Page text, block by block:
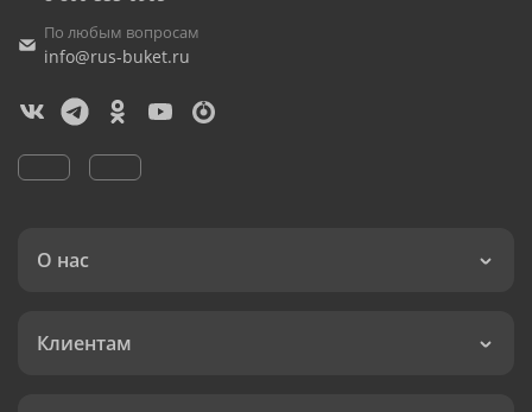
По любым вопросам
info@rus-buket.ru
О нас
Клиентам